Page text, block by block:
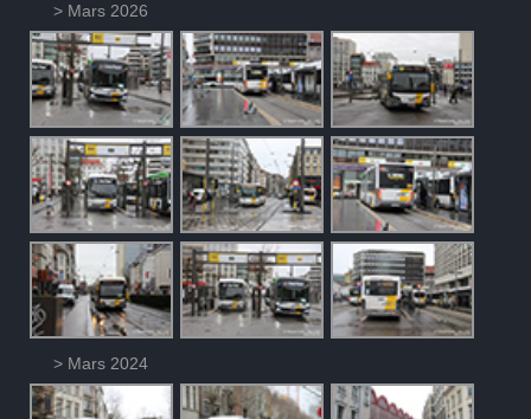
> Mars 2026
> Mars 2024